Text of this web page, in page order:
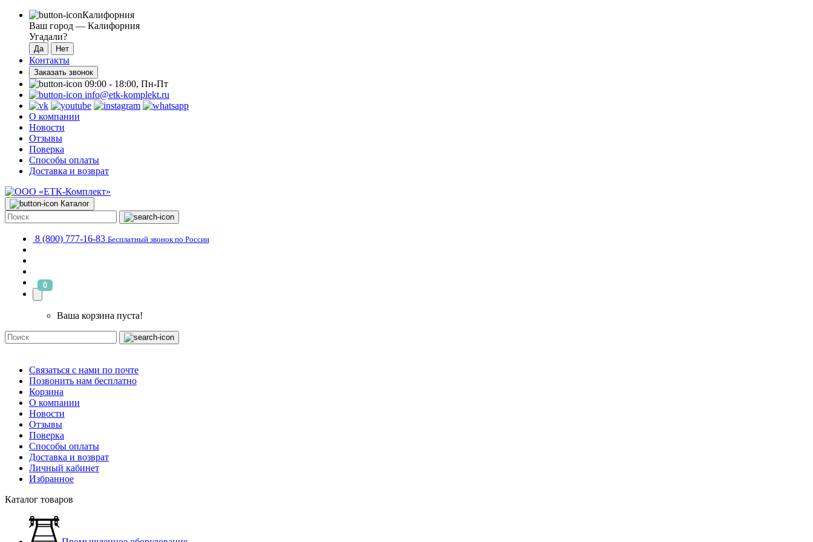
Калифорния
Ваш город — Калифорния
Угадали?
Контакты
Заказать звонок
09:00 - 18:00, Пн-Пт
info@etk-komplekt.ru
О компании
Новости
Отзывы
Поверка
Способы оплаты
Доставка и возврат
Каталог
8 (800) 777-16-83 Бесплатный звонок по России
0
Ваша корзина пуста!
Связаться с нами по почте
Позвонить нам бесплатно
Корзина
О компании
Новости
Отзывы
Поверка
Способы оплаты
Доставка и возврат
Личный кабинет
Избранное
Каталог товаров